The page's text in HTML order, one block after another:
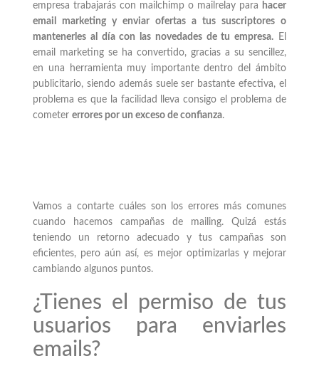
empresa trabajarás con mailchimp o mailrelay para hacer
email marketing y enviar ofertas a tus suscriptores o
mantenerles al día con las novedades de tu empresa. El
email marketing se ha convertido, gracias a su sencillez,
en una herramienta muy importante dentro del ámbito
publicitario, siendo además suele ser bastante efectiva, el
problema es que la facilidad lleva consigo el problema de
cometererrores por un exceso de confianza.
Vamos a contarte cuáles son los errores más comunes
cuando hacemos campañas de mailing. Quizá estás
teniendo un retorno adecuado y tus campañas son
eficientes, pero aún así, es mejor optimizarlas y mejorar
cambiando algunos puntos.
¿Tienes el permiso de tus
usuarios para enviarles
emails?